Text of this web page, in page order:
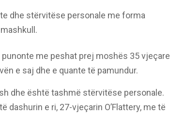
dhe stërvitëse personale me forma
punonte me peshat prej moshës 35 vjeçare
e saj dhe e quante të pamundur.
dhe është tashmë stërvitëse personale.
dashurin e ri, 27-vjeçarin O’Flattery, me të